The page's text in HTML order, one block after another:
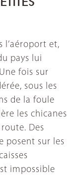
l’aéroport et,
pays lui
fois sur
sous les
de la foule
les chicanes
Des
posent sur les
impossible